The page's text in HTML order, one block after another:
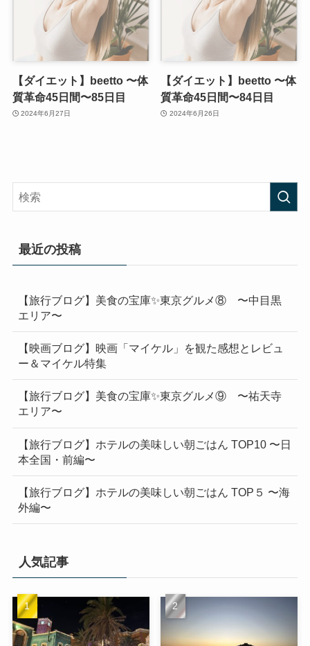
【ダイエット】beetto 〜体
質革命45日間〜85日目
2024年6月27日
【ダイエット】beetto 〜体
質革命45日間〜84日目
2024年6月26日
最近の投稿
【旅行ブログ】美食の宝庫✨東京グルメ⑧ 〜中目黒
エリア〜
【映画ブログ】映画「マイケル」を観た感想とレビュ
ー＆マイケル特集
【旅行ブログ】美食の宝庫✨東京グルメ⑨ 〜祐天寺
エリア〜
【旅行ブログ】ホテルの美味しい朝ごはん TOP10 〜日
本全国・前編〜
【旅行ブログ】ホテルの美味しい朝ごはん TOP５ 〜海
外編〜
人気記事